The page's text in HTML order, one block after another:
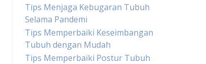
Tips Menjaga Kebugaran Tubuh
Selama Pandemi
Tips Memperbaiki Keseimbangan
Tubuh dengan Mudah
Tips Memperbaiki Postur Tubuh